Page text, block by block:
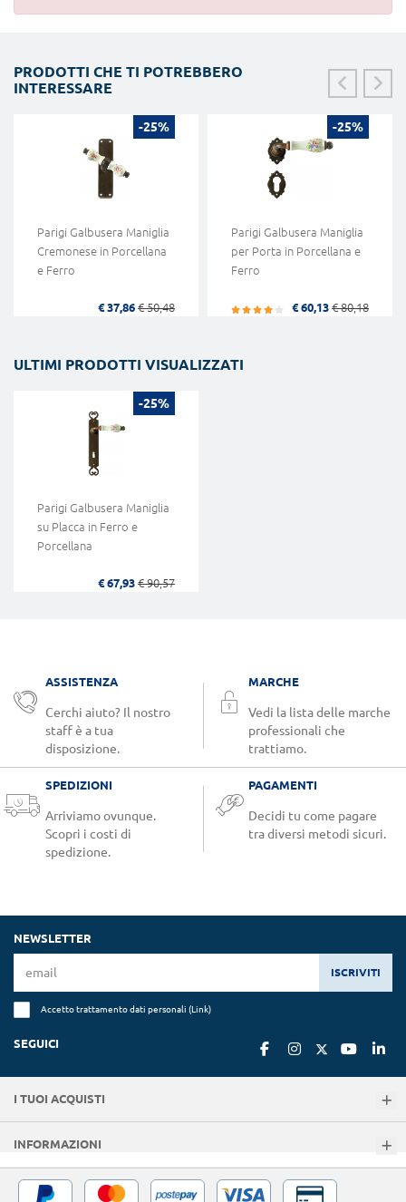
PRODOTTI CHE TI POTREBBERO
INTERESSARE
-25%
Parigi Galbusera Maniglia
Cremonese in Porcellana
e Ferro
€ 37,86 € 50,48
-25%
Parigi Galbusera Maniglia
per Porta in Porcellana e
Ferro
€ 60,13 € 80,18
ULTIMI PRODOTTI VISUALIZZATI
-25%
Parigi Galbusera Maniglia
su Placca in Ferro e
Porcellana
€ 67,93 € 90,57
ASSISTENZA
Cerchi aiuto? Il nostro
staff è a tua
disposizione.
MARCHE
Vedi la lista delle marche
professionali che
trattiamo.
SPEDIZIONI
Arriviamo ovunque.
Scopri i costi di
spedizione.
PAGAMENTI
Decidi tu come pagare
tra diversi metodi sicuri.
NEWSLETTER
ISCRIVITI
Accetto trattamento dati personali (Link)
SEGUICI
I TUOI ACQUISTI
INFORMAZIONI